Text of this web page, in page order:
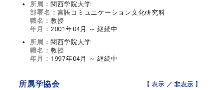
所属： 関西学院大学
部署名： 言語コミュニケーション文化研究科
職名： 教授
年月： 2001年04月 ～ 継続中
所属： 関西学院大学
職名： 教授
年月： 1997年04月 ～ 継続中
所属学協会 【 表示 ／非表示 】